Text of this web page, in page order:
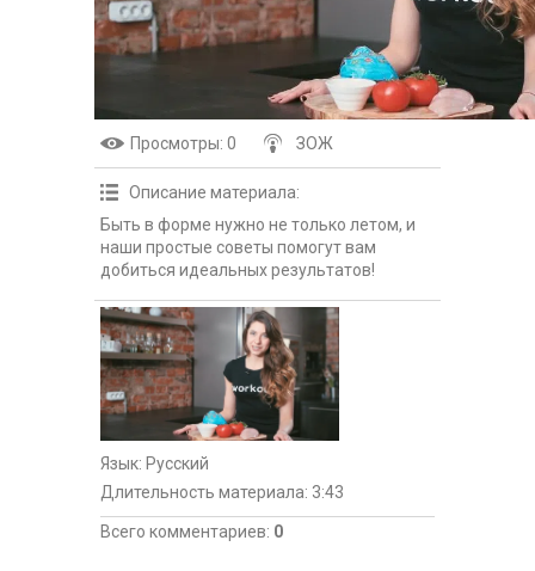
Просмотры: 0 ЗОЖ
Описание материала:
Быть в форме нужно не только летом, и
наши простые советы помогут вам
добиться идеальных результатов!
Язык: Русский
Длительность материала: 3:43
Всего комментариев: 0